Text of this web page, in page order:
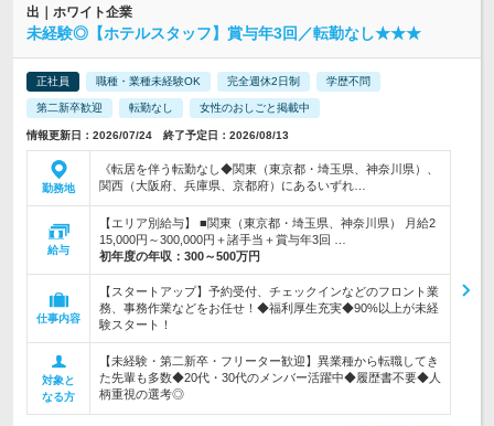
出｜ホワイト企業
未経験◎【ホテルスタッフ】賞与年3回／転勤なし★★★
正社員 職種・業種未経験OK 完全週休2日制 学歴不問
第二新卒歓迎 転勤なし 女性のおしごと掲載中
情報更新日：2026/07/24 終了予定日：2026/08/13
勤務地
《転居を伴う転勤なし◆関東（東京都・埼玉県、神奈川県）、
関西（大阪府、兵庫県、京都府）にあるいずれ…
給与
【エリア別給与】 ■関東（東京都・埼玉県、神奈川県） 月給2
15,000円～300,000円＋諸手当＋賞与年3回 …
初年度の年収： 300～500万円
仕事内容
【スタートアップ】予約受付、チェックインなどのフロント業
務、事務作業などをお任せ！◆福利厚生充実◆90%以上が未経
験スタート！
対象と
なる方
【未経験・第二新卒・フリーター歓迎】異業種から転職してき
た先輩も多数◆20代・30代のメンバー活躍中◆履歴書不要◆人
柄重視の選考◎